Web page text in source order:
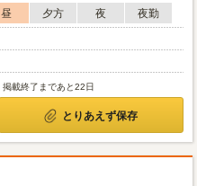
昼 夕方 夜
夜勤
掲載終了まであと22日
とりあえず保存